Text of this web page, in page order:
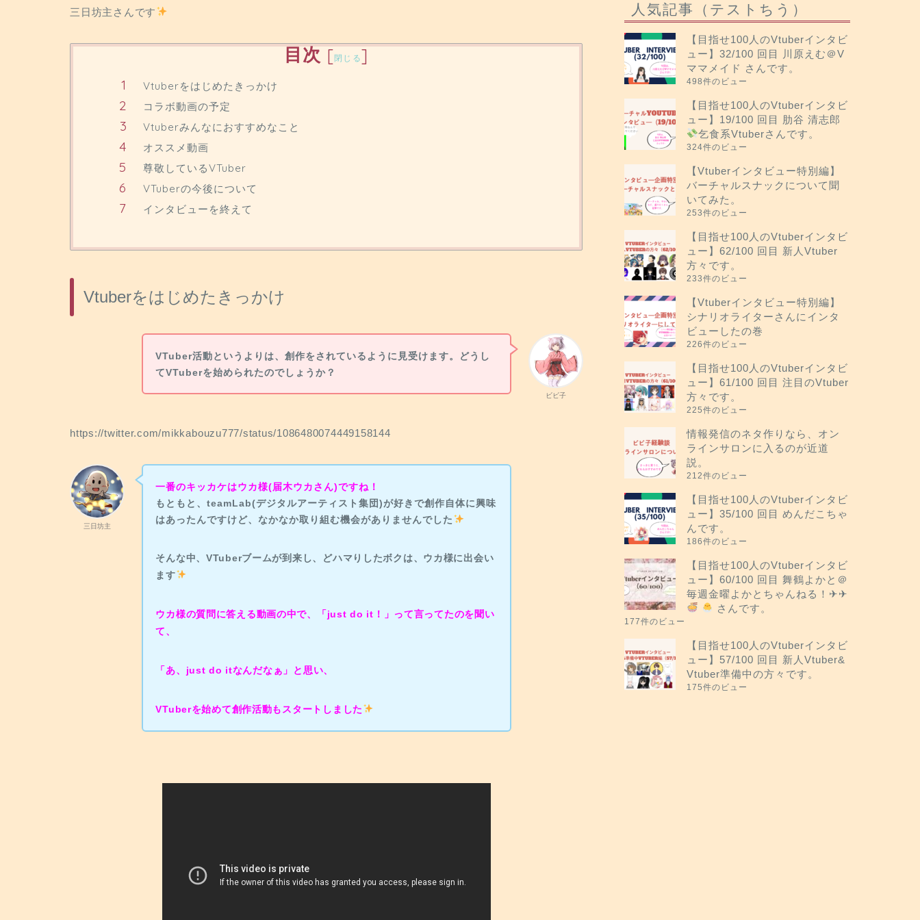
三日坊主さんです
目次 [閉じる]
Vtuberをはじめたきっかけ
コラボ動画の予定
Vtuberみんなにおすすめなこと
オススメ動画
尊敬しているVTuber
VTuberの今後について
インタビューを終えて
Vtuberをはじめたきっかけ
ビビ子
VTuber活動というよりは、創作をされているように見受けます。どうし
てVTuberを始められたのでしょうか？
https://twitter.com/mikkabouzu777/status/1086480074449158144
三日坊主
一番のキッカケはウカ様(届木ウカさん)ですね！
もともと、teamLab(デジタルアーティスト集団)が好きで創作自体に興味
はあったんですけど、なかなか取り組む機会がありませんでした
そんな中、VTuberブームが到来し、どハマりしたボクは、ウカ様に出会い
ます
ウカ様の質問に答える動画の中で、「just do it！」って言ってたのを聞い
て、
「あ、just do itなんだなぁ」と思い、
VTuberを始めて創作活動もスタートしました
人気記事（テストちう）
【目指せ100人のVtuberインタビ
ュー】32/100 回目 川原えむ＠V
ママメイド さんです。
498件のビュー
【目指せ100人のVtuberインタビ
ュー】19/100 回目 肋谷 清志郎
乞食系Vtuberさんです。
324件のビュー
【Vtuberインタビュー特別編】
バーチャルスナックについて聞
いてみた。
253件のビュー
【目指せ100人のVtuberインタビ
ュー】62/100 回目 新人Vtuber
方々です。
233件のビュー
【Vtuberインタビュー特別編】
シナリオライターさんにインタ
ビューしたの巻
226件のビュー
【目指せ100人のVtuberインタビ
ュー】61/100 回目 注目のVtuber
方々です。
225件のビュー
情報発信のネタ作りなら、オン
ラインサロンに入るのが近道
説。
212件のビュー
【目指せ100人のVtuberインタビ
ュー】35/100 回目 めんだこちゃ
んです。
186件のビュー
【目指せ100人のVtuberインタビ
ュー】60/100 回目 舞鶴よかと＠
毎週金曜よかとちゃんねる！✈︎✈︎
さんです。
177件のビュー
【目指せ100人のVtuberインタビ
ュー】57/100 回目 新人Vtuber&
Vtuber準備中の方々です。
175件のビュー